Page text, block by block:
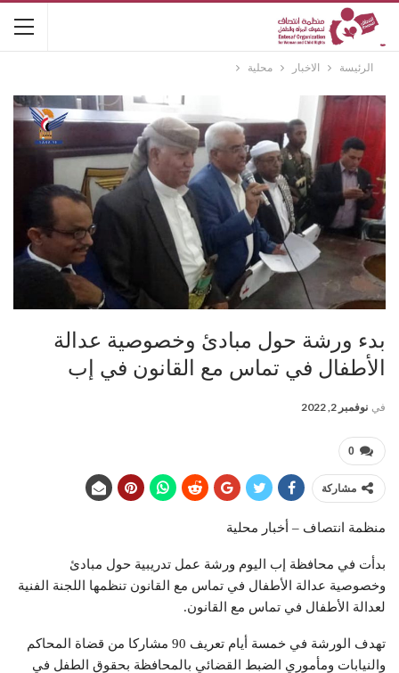
الرئيسة الاخبار محلية
بدء ورشة حول مبادئ وخصوصية عدالة
الأطفال في تماس مع القانون في إب
في نوفمبر 2, 2022
0
مشاركة
منظمة انتصاف – أخبار محلية
بدأت في محافظة إب اليوم ورشة عمل تدريبية حول مبادئ
وخصوصية عدالة الأطفال في تماس مع القانون تنظمها اللجنة الفنية
لعدالة الأطفال في تماس مع القانون.
تهدف الورشة في خمسة أيام تعريف 90 مشاركا من قضاة المحاكم
والنيابات ومأموري الضبط القضائي بالمحافظة بحقوق الطفل في